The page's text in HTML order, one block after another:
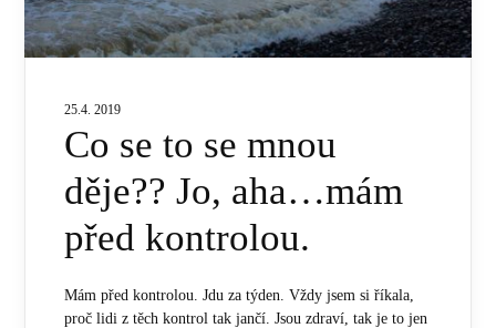
25.4. 2019
Co se to se mnou
děje?? Jo, aha…mám
před kontrolou.
Mám před kontrolou. Jdu za týden. Vždy jsem si říkala,
proč lidi z těch kontrol tak jančí. Jsou zdraví, tak je to jen